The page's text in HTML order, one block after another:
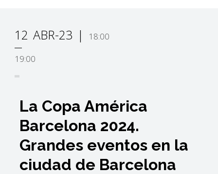
12 ABR-23
18:00
19:00
La Copa América
Barcelona 2024.
Grandes eventos en la
ciudad de Barcelona